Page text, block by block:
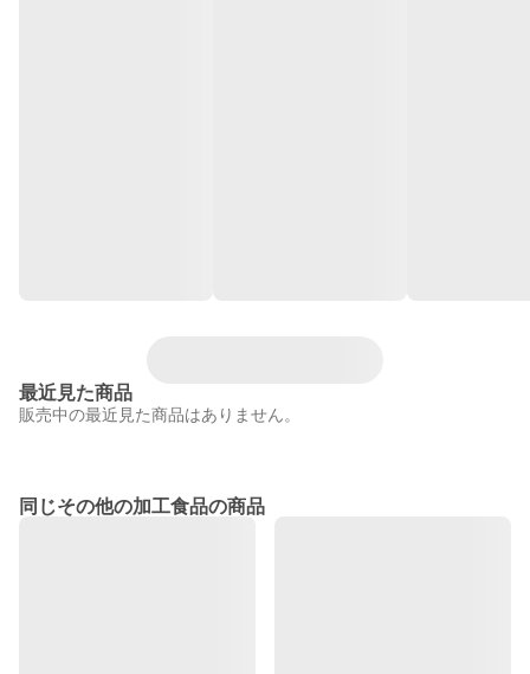
最近見た商品
販売中の最近見た商品はありません。
同じその他の加工食品の商品